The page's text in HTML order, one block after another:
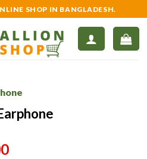
SHOP IN BANGLADESH.